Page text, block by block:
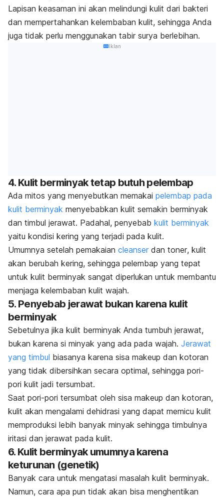
Lapisan keasaman ini akan melindungi kulit dari bakteri
dan mempertahankan kelembaban kulit, sehingga Anda
juga tidak perlu menggunakan tabir surya berlebihan.
Iklan
4. Kulit berminyak tetap butuh pelembap
Ada mitos yang menyebutkan memakai pelembap pada
kulit berminyak menyebabkan kulit semakin berminyak
dan timbul jerawat. Padahal, penyebab kulit berminyak
yaitu kondisi kering yang terjadi pada kulit.
Umumnya setelah pemakaian cleanser dan toner, kulit
akan berubah kering, sehingga pelembap yang tepat
untuk kulit berminyak sangat diperlukan untuk membantu
menjaga kelembaban kulit wajah.
5. Penyebab jerawat bukan karena kulit
berminyak
Sebetulnya jika kulit berminyak Anda tumbuh jerawat,
bukan karena si minyak yang ada pada wajah. Jerawat
yang timbul biasanya karena sisa makeup dan kotoran
yang tidak dibersihkan secara optimal, sehingga pori-
pori kulit jadi tersumbat.
Saat pori-pori tersumbat oleh sisa makeup dan kotoran,
kulit akan mengalami dehidrasi yang dapat memicu kulit
memproduksi lebih banyak minyak sehingga timbulnya
iritasi dan jerawat pada kulit.
6. Kulit berminyak umumnya karena
keturunan (genetik)
Banyak cara untuk mengatasi masalah kulit berminyak.
Namun, cara apa pun tidak akan bisa menghentikan